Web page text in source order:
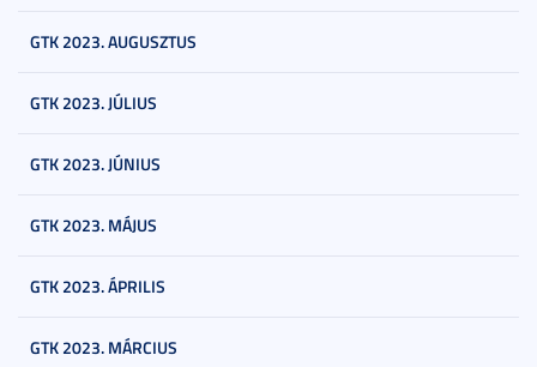
GTK 2023. AUGUSZTUS
GTK 2023. JÚLIUS
GTK 2023. JÚNIUS
GTK 2023. MÁJUS
GTK 2023. ÁPRILIS
GTK 2023. MÁRCIUS